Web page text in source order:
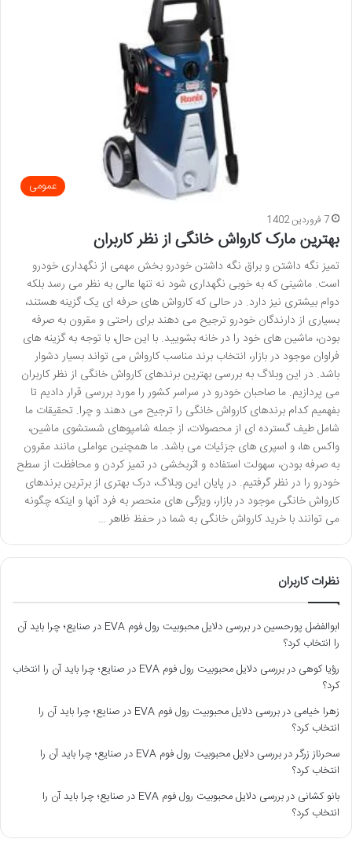
عمومی
7 فروردین 1402
بهترین مارک کارواش خانگی از نظر کاربران
تمیز نگه داشتن و براق نگه داشتن خودرو بخش مهمی از نگهداری خودرو
است. ماشینی که به خوبی نگهداری شود نه تنها عالی به نظر می رسد بلکه
دوام بیشتری نیز دارد. در حالی که کارواش های حرفه ای یک گزینه هستند،
بسیاری از دارندگان خودرو ترجیح می دهند برای راحتی و مقرون به صرفه
بودن، ماشین های خود را در خانه بشویید. با این حال، با توجه به گزینه های
فراوان موجود در بازار، انتخاب برند مناسب کارواش می تواند بسیار دشوار
باشد. در این وبلاگ به بررسی بهترین برندهای کارواش خانگی از نظر کاربران
می پردازیم. ما صاحبان خودرو در سراسر کشور را مورد بررسی قرار دادیم تا
بفهمیم کدام برندهای کارواش خانگی را ترجیح می دهند و چرا. تحقیقات ما
شامل طیف گسترده ای از محصولات، از جمله شامپوهای شستشوی ماشین،
واکس ها، و اسپری های جزئیات می باشد. ما همچنین عواملی مانند مقرون
به صرفه بودن، سهولت استفاده و اثربخشی در تمیز کردن و محافظت از سطح
خودرو را در نظر گرفتیم. در پایان این وبلاگ، درک بهتری از برترین برندهای
کارواش خانگی موجود در بازار، ویژگی های منحصر به فرد آنها و اینکه چگونه
می توانند با خرید کارواش خانگی به شما در حفظ ظاهر …
نظرات کاربران
ابوالفضل پورحسیندر
بررسی دلایل محبوبیت رول فوم EVA در صنایع؛ چرا باید آن
را انتخاب کرد؟
رؤیا کوهی در
بررسی دلایل محبوبیت رول فوم EVA در صنایع؛ چرا باید آن را انتخاب
کرد؟
زهرا خیامی در
بررسی دلایل محبوبیت رول فوم EVA در صنایع؛ چرا باید آن را
انتخاب کرد؟
سحرناز زرگردر
بررسی دلایل محبوبیت رول فوم EVA در صنایع؛ چرا باید آن را
انتخاب کرد؟
بانو کشانی در
بررسی دلایل محبوبیت رول فوم EVA در صنایع؛ چرا باید آن را
انتخاب کرد؟